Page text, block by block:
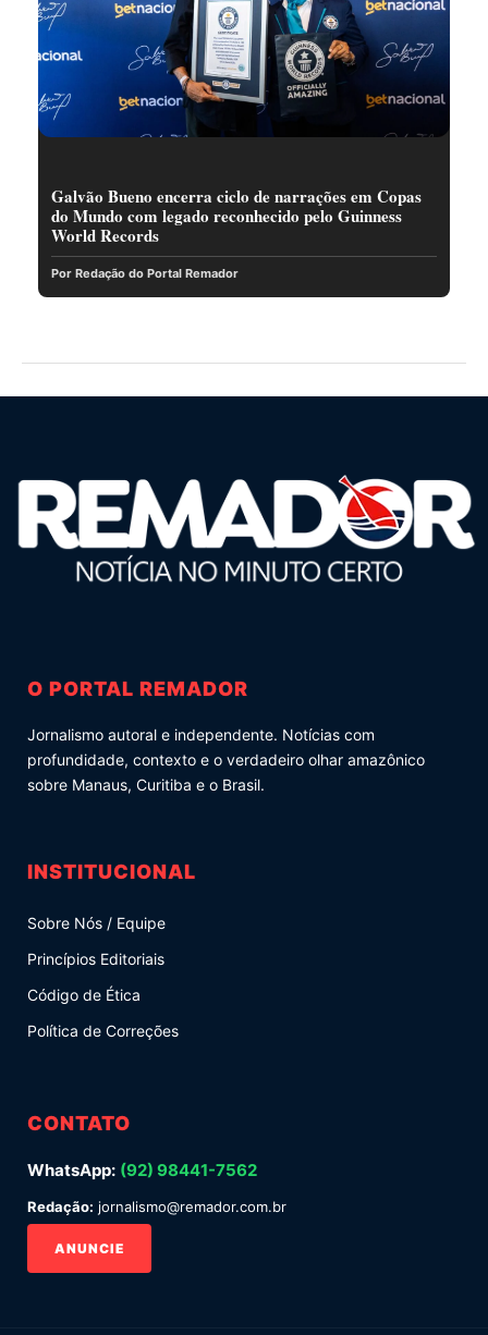
Galvão Bueno encerra ciclo de narrações em Copas
do Mundo com legado reconhecido pelo Guinness
World Records
Por Redação do Portal Remador
O PORTAL REMADOR
Jornalismo autoral e independente. Notícias com
profundidade, contexto e o verdadeiro olhar amazônico
sobre Manaus, Curitiba e o Brasil.
INSTITUCIONAL
Sobre Nós / Equipe
Princípios Editoriais
Código de Ética
Política de Correções
CONTATO
WhatsApp: (92) 98441-7562
Redação: jornalismo@remador.com.br
ANUNCIE